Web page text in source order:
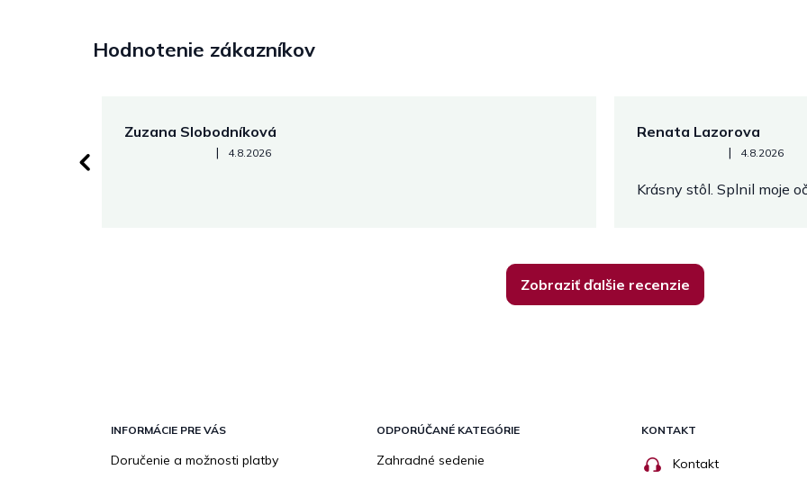
Hodnotenie zákazníkov
Zuzana Slobodníková
Hodnotenie obchodu je 5 z 5 hviezdičiek.
| 4.8.2026
Renata Lazorova
Hodnotenie obchodu je 5 z
| 4.8.2026
Krásny stôl. Splnil moje
Zobraziť ďalšie recenzie
INFORMÁCIE PRE VÁS
Doručenie a možnosti platby
ODPORÚČANÉ KATEGÓRIE
Zahradné sedenie
KONTAKT
Kontakt